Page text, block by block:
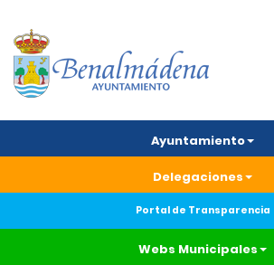
Ayuntamiento
Delegaciones
Portal de Transparencia
Webs Municipales